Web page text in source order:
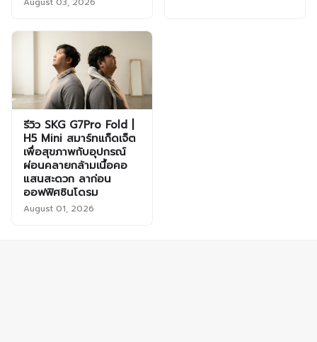
รีวิว SKG G7Pro Fold |
H5 Mini สมาร์ทแก็ดเจ็ต
เพื่อสุขภาพกับอุปกรณ์
ผ่อนคลายกล้ามเนื้อคอ
แสนสะดวก ลาก่อน
ออฟฟิศซินโดรม
August 01, 2026